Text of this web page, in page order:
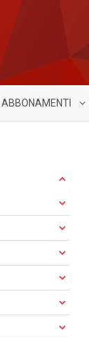
ABBONAMENTI